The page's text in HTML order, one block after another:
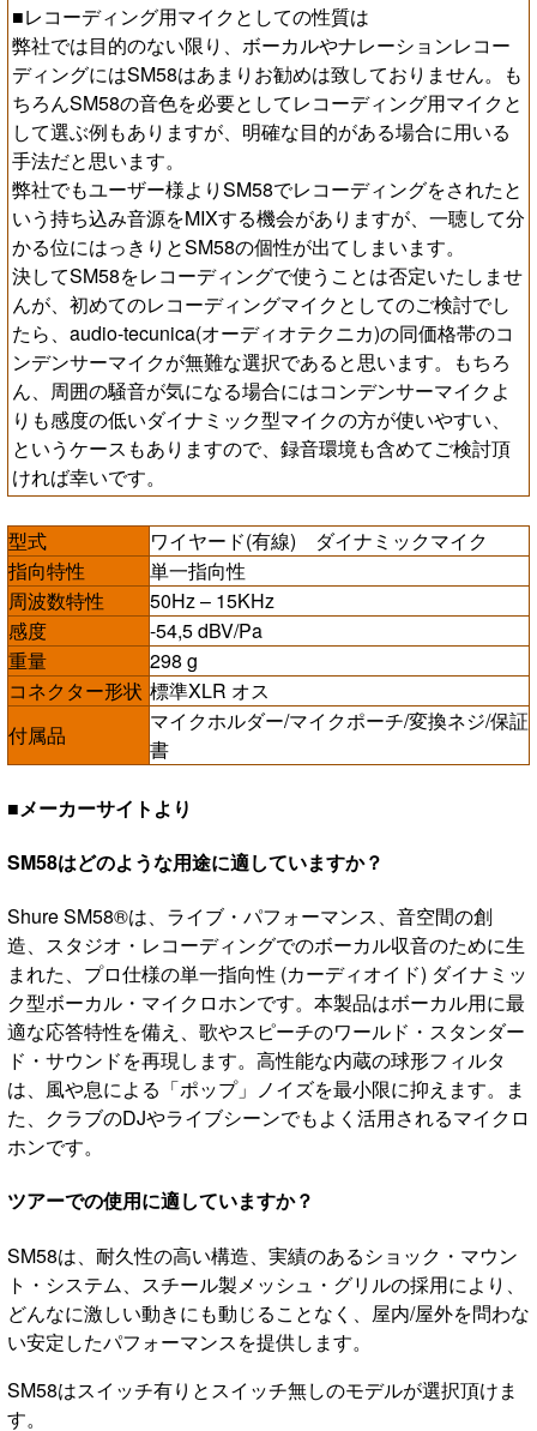
■レコーディング用マイクとしての性質は
弊社では目的のない限り、ボーカルやナレーションレコー
ディングにはSM58はあまりお勧めは致しておりません。も
ちろんSM58の音色を必要としてレコーディング用マイクと
して選ぶ例もありますが、明確な目的がある場合に用いる
手法だと思います。
弊社でもユーザー様よりSM58でレコーディングをされたと
いう持ち込み音源をMIXする機会がありますが、一聴して分
かる位にはっきりとSM58の個性が出てしまいます。
決してSM58をレコーディングで使うことは否定いたしませ
んが、初めてのレコーディングマイクとしてのご検討でし
たら、audio-tecunica(オーディオテクニカ)の同価格帯のコ
ンデンサーマイクが無難な選択であると思います。もちろ
ん、周囲の騒音が気になる場合にはコンデンサーマイクよ
りも感度の低いダイナミック型マイクの方が使いやすい、
というケースもありますので、録音環境も含めてご検討頂
ければ幸いです。
型式
ワイヤード(有線) ダイナミックマイク
指向特性
単一指向性
周波数特性
50Hz – 15KHz
感度
-54,5 dBV/Pa
重量
298 g
コネクター形状 標準XLR オス
付属品
マイクホルダー/マイクポーチ/変換ネジ/保証
書
■メーカーサイトより
SM58はどのような用途に適していますか？
Shure SM58®は、ライブ・パフォーマンス、音空間の創
造、スタジオ・レコーディングでのボーカル収音のために生
まれた、プロ仕様の単一指向性 (カーディオイド) ダイナミッ
ク型ボーカル・マイクロホンです。本製品はボーカル用に最
適な応答特性を備え、歌やスピーチのワールド・スタンダー
ド・サウンドを再現します。高性能な内蔵の球形フィルタ
は、風や息による「ポップ」ノイズを最小限に抑えます。ま
た、クラブのDJやライブシーンでもよく活用されるマイクロ
ホンです。
ツアーでの使用に適していますか？
SM58は、耐久性の高い構造、実績のあるショック・マウン
ト・システム、スチール製メッシュ・グリルの採用により、
どんなに激しい動きにも動じることなく、屋内/屋外を問わな
い安定したパフォーマンスを提供します。
SM58はスイッチ有りとスイッチ無しのモデルが選択頂けま
す。